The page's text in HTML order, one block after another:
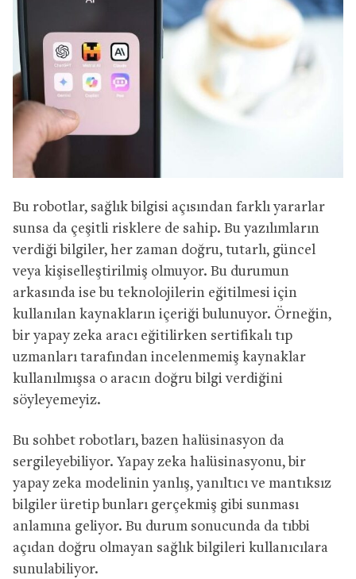
Bu robotlar, sağlık bilgisi açısından farklı yararlar
sunsa da çeşitli risklere de sahip. Bu yazılımların
verdiği bilgiler, her zaman doğru, tutarlı, güncel
veya kişiselleştirilmiş olmuyor. Bu durumun
arkasında ise bu teknolojilerin eğitilmesi için
kullanılan kaynakların içeriği bulunuyor. Örneğin,
bir yapay zeka aracı eğitilirken sertifikalı tıp
uzmanları tarafından incelenmemiş kaynaklar
kullanılmışsa o aracın doğru bilgi verdiğini
söyleyemeyiz.
Bu sohbet robotları, bazen halüsinasyon da
sergileyebiliyor. Yapay zeka halüsinasyonu, bir
yapay zeka modelinin yanlış, yanıltıcı ve mantıksız
bilgiler üretip bunları gerçekmiş gibi sunması
anlamına geliyor. Bu durum sonucunda da tıbbi
açıdan doğru olmayan sağlık bilgileri kullanıcılara
sunulabiliyor.